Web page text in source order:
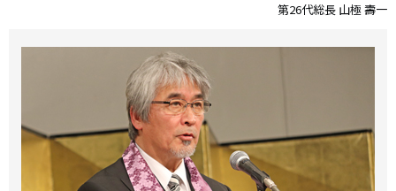
第26代総長 山極 壽一